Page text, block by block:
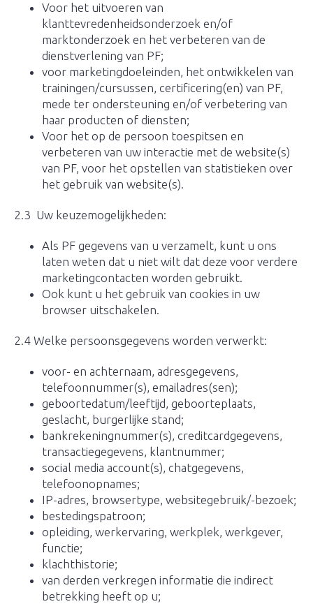
Voor het uitvoeren van
klanttevredenheidsonderzoek en/of
marktonderzoek en het verbeteren van de
dienstverlening van PF;
voor marketingdoeleinden, het ontwikkelen van
trainingen/cursussen, certificering(en) van PF,
mede ter ondersteuning en/of verbetering van
haar producten of diensten;
Voor het op de persoon toespitsen en
verbeteren van uw interactie met de website(s)
van PF, voor het opstellen van statistieken over
het gebruik van website(s).
2.3 Uw keuzemogelijkheden:
Als PF gegevens van u verzamelt, kunt u ons
laten weten dat u niet wilt dat deze voor verdere
marketingcontacten worden gebruikt.
Ook kunt u het gebruik van cookies in uw
browser uitschakelen.
2.4 Welke persoonsgegevens worden verwerkt:
voor- en achternaam, adresgegevens,
telefoonnummer(s), emailadres(sen);
geboortedatum/leeftijd, geboorteplaats,
geslacht, burgerlijke stand;
bankrekeningnummer(s), creditcardgegevens,
transactiegegevens, klantnummer;
social media account(s), chatgegevens,
telefoonopnames;
IP-adres, browsertype, websitegebruik/-bezoek;
bestedingspatroon;
opleiding, werkervaring, werkplek, werkgever,
functie;
klachthistorie;
van derden verkregen informatie die indirect
betrekking heeft op u;